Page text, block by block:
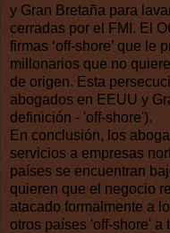
y Gran Bretaña para
cerradas por el FMI. El
firmas ‘off-shore’ que le
millonarios que no
de origen. Esta
abogados en EEUU y
definición - 'off-shore').
En conclusión, los
servicios a empresas
países se encuentran
quieren que el negocio
atacado formalmente a
otros países 'off-shore' a